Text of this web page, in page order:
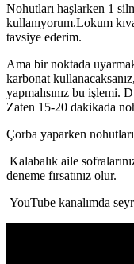
Nohutları haşlarken 1
kullanıyorum.Lokum
tavsiye ederim.
Ama bir noktada
karbonat
yapmalısınız bu işlemi.
Zaten 15-20 dakikada
Çorba yaparken
Kalabalık aile
deneme fırsatınız olur.
YouTube kanalımda